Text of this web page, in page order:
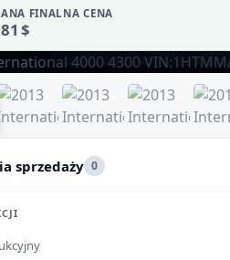
FINALNA CENA
$
Sprzedawca bez
Zachowaj ostrożność i
sprzedaży 0